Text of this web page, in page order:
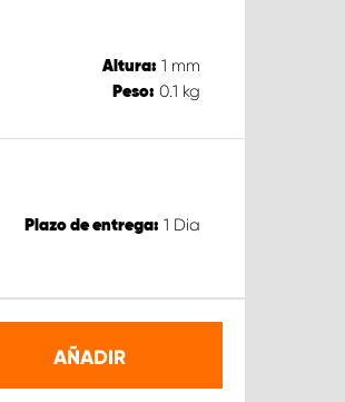
Altura: 1 mm
Peso: 0.1 kg
Plazo de entrega: 1 Dia
AÑADIR